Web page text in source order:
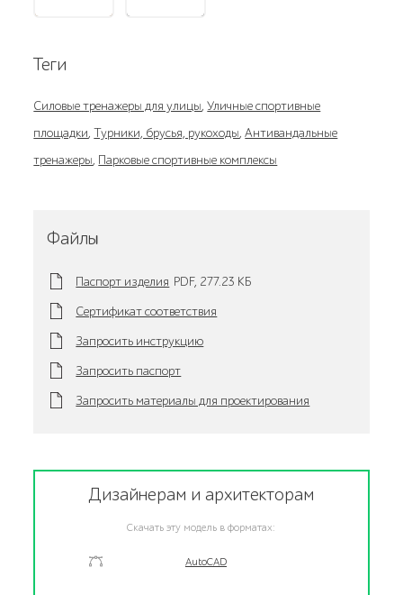
Теги
Силовые тренажеры для улицы,Уличные спортивные
площадки,Турники, брусья, рукоходы,Антивандальные
тренажеры, Парковые спортивные комплексы
Файлы
Паспорт изделия PDF, 277.23 KБ
Сертификат соответствия
Запросить инструкцию
Запросить паспорт
Запросить материалы для проектирования
Дизайнерам и архитекторам
Скачать эту модель в форматах:
AutoCAD